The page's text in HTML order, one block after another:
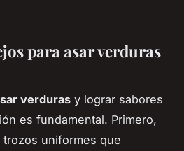
para asar verduras
verduras y lograr sabores
es fundamental. Primero,
uniformes que